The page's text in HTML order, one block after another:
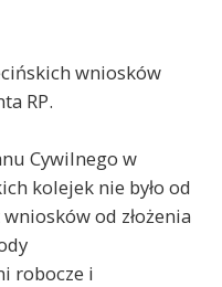
wniosków
RP.
Cywilnego w
kolejek nie było od
od złożenia
robocze i